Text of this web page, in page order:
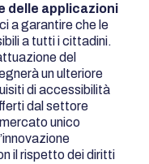
delle applicazioni
a garantire che le
a tutti i cittadini.
del
un ulteriore
di accessibilità
dal settore
unico
il rispetto dei diritti